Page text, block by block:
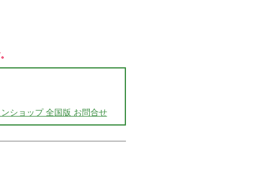
ショップ 全国版 お問合せ